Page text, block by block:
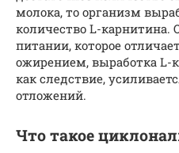
молока, то организм
количество L-карнитина.
питании, которое
ожирением, выработка L-
как следствие,
отложений.
Что такое